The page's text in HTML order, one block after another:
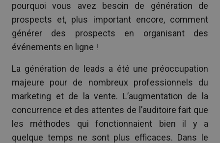
pourquoi vous avez besoin de génération de
prospects et, plus important encore, comment
générer des prospects en organisant des
événements en ligne !
La génération de leads a été une préoccupation
majeure pour de nombreux professionnels du
marketing et de la vente. L’augmentation de la
concurrence et des attentes de l’auditoire fait que
les méthodes qui fonctionnaient bien il y a
quelque temps ne sont plus efficaces. Dans le